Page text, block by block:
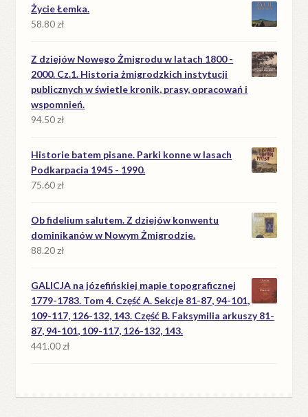
Życie Łemka.
58.80zł
Z dziejów Nowego Żmigrodu w latach 1800 -
2000. Cz.1. Historia żmigrodzkich instytucji
publicznych w świetle kronik, prasy, opracowań i
wspomnień.
94.50zł
Historie batem pisane. Parki konne w lasach
Podkarpacia 1945 - 1990.
75.60zł
Ob fidelium salutem. Z dziejów konwentu
dominikanów w Nowym Żmigrodzie.
88.20zł
GALICJA na józefińskiej mapie topograficznej
1779-1783. Tom 4. Część A. Sekcje 81-87, 94-101,
109-117, 126-132, 143. Część B. Faksymilia arkuszy 81-
87, 94-101, 109-117, 126-132, 143.
441.00zł